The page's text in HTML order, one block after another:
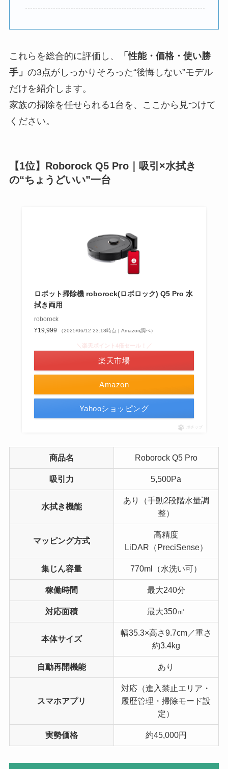
これらを総合的に評価し、
「性能・価格・使い勝
手」 の3点がしっかりそろった“後悔しない”モデル
だけを紹介します。
家族の掃除を任せられる1台を、ここから見つけて
ください。
【1位】Roborock Q5 Pro｜吸引×水拭き
の“ちょうどいい”一台
ロボット掃除機 roborock(ロボロック) Q5 Pro 水
拭き両用
roborock
¥19,999
（2025/06/12 23:18時点 | Amazon調べ）
Amazon
＼楽天ポイント4倍セール！／
楽天市場
Yahooショッピング
ポチップ
商品名 Roborock Q5 Pro
吸引力 5,500Pa
水拭き機能
あり（手動2段階水量調
整）
マッピング方式
高精度
LiDAR（PreciSense）
集じん容量 770ml（水洗い可）
稼働時間 最大240分
対応面積 最大350㎡
本体サイズ
幅35.3×高さ9.7cm／重さ
約3.4kg
自動再開機能 あり
スマホアプリ
対応（進入禁止エリア・
履歴管理・掃除モード設
定）
実勢価格 約45,000円